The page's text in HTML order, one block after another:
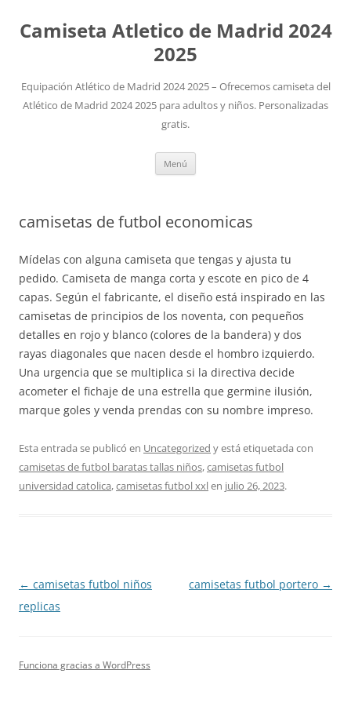
Camiseta Atletico de Madrid 2024
2025
Equipación Atlético de Madrid 2024 2025 – Ofrecemos camiseta del
Atlético de Madrid 2024 2025 para adultos y niños. Personalizadas
gratis.
Menú
camisetas de futbol economicas
Mídelas con alguna camiseta que tengas y ajusta tu
pedido. Camiseta de manga corta y escote en pico de 4
capas. Según el fabricante, el diseño está inspirado en las
camisetas de principios de los noventa, con pequeños
detalles en rojo y blanco (colores de la bandera) y dos
rayas diagonales que nacen desde el hombro izquierdo.
Una urgencia que se multiplica si la directiva decide
acometer el fichaje de una estrella que germine ilusión,
marque goles y venda prendas con su nombre impreso.
Esta entrada se publicó en Uncategorized y está etiquetada con
camisetas de futbol baratas tallas niños,camisetas futbol
universidad catolica,camisetas futbol xxlen julio 26, 2023.
Navegación
de
← camisetas futbol niños
replicas
camisetas futbol portero →
Funciona gracias a WordPress